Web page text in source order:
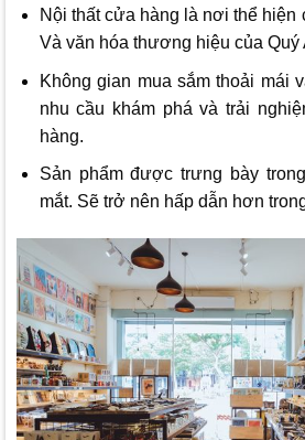
Nội thất cửa hàng là nơi thể hiện
Và văn hóa thương hiệu của Quý
Không gian mua sắm thoải mái
nhu cầu khám phá và trải
hàng.
Sản phẩm được trưng bày
mắt. Sẽ trở nên hấp dẫn hơn